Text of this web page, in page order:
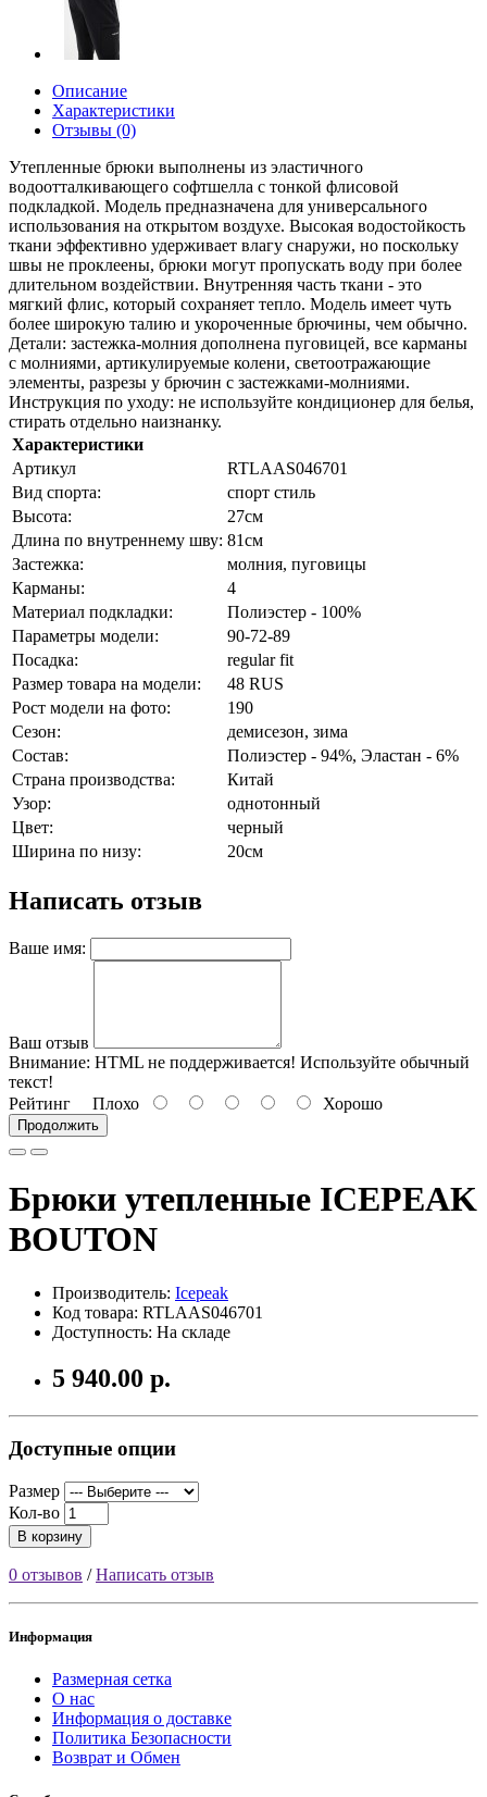
Описание
Характеристики
Отзывы (0)
Утепленные брюки выполнены из эластичного
водоотталкивающего софтшелла с тонкой флисовой
подкладкой. Модель предназначена для универсального
использования на открытом воздухе. Высокая водостойкость
ткани эффективно удерживает влагу снаружи, но поскольку
швы не проклеены, брюки могут пропускать воду при более
длительном воздействии. Внутренняя часть ткани - это
мягкий флис, который сохраняет тепло. Модель имеет чуть
более широкую талию и укороченные брючины, чем обычно.
Детали: застежка-молния дополнена пуговицей, все карманы
с молниями, артикулируемые колени, светоотражающие
элементы, разрезы у брючин с застежками-молниями.
Инструкция по уходу: не используйте кондиционер для белья,
стирать отдельно наизнанку.
Характеристики
Артикул
RTLAAS046701
Вид спорта:
спорт стиль
Высота:
27см
Длина по внутреннему шву: 81см
Застежка:
молния, пуговицы
Карманы:
4
Материал подкладки:
Полиэстер - 100%
Параметры модели:
90-72-89
Посадка:
regular fit
Размер товара на модели:
48 RUS
Рост модели на фото:
190
Сезон:
демисезон, зима
Состав:
Полиэстер - 94%, Эластан - 6%
Страна производства:
Китай
Узор:
однотонный
Цвет:
черный
Ширина по низу:
20см
Написать отзыв
Ваше имя:
Ваш отзыв
Внимание: HTML не поддерживается! Используйте обычный
текст!
Рейтинг Плохо Хорошо
Продолжить
Брюки утепленные ICEPEAK
BOUTON
Производитель: Icepeak
Код товара: RTLAAS046701
Доступность: На складе
5 940.00 р.
Доступные опции
Размер
Кол-во
В корзину
0 отзывов /Написать отзыв
Информация
Размерная сетка
О нас
Информация о доставке
Политика Безопасности
Возврат и Обмен